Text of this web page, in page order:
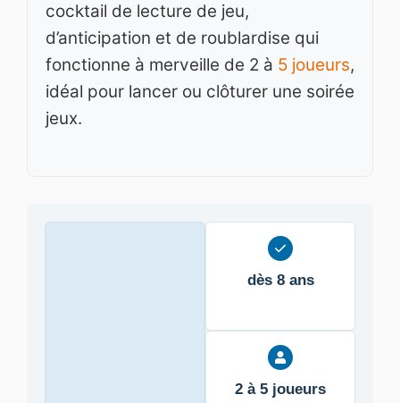
cocktail de lecture de jeu,
d’anticipation et de roublardise qui
fonctionne à merveille de 2 à 5 joueurs,
idéal pour lancer ou clôturer une soirée
jeux.
dès 8 ans
2 à 5 joueurs